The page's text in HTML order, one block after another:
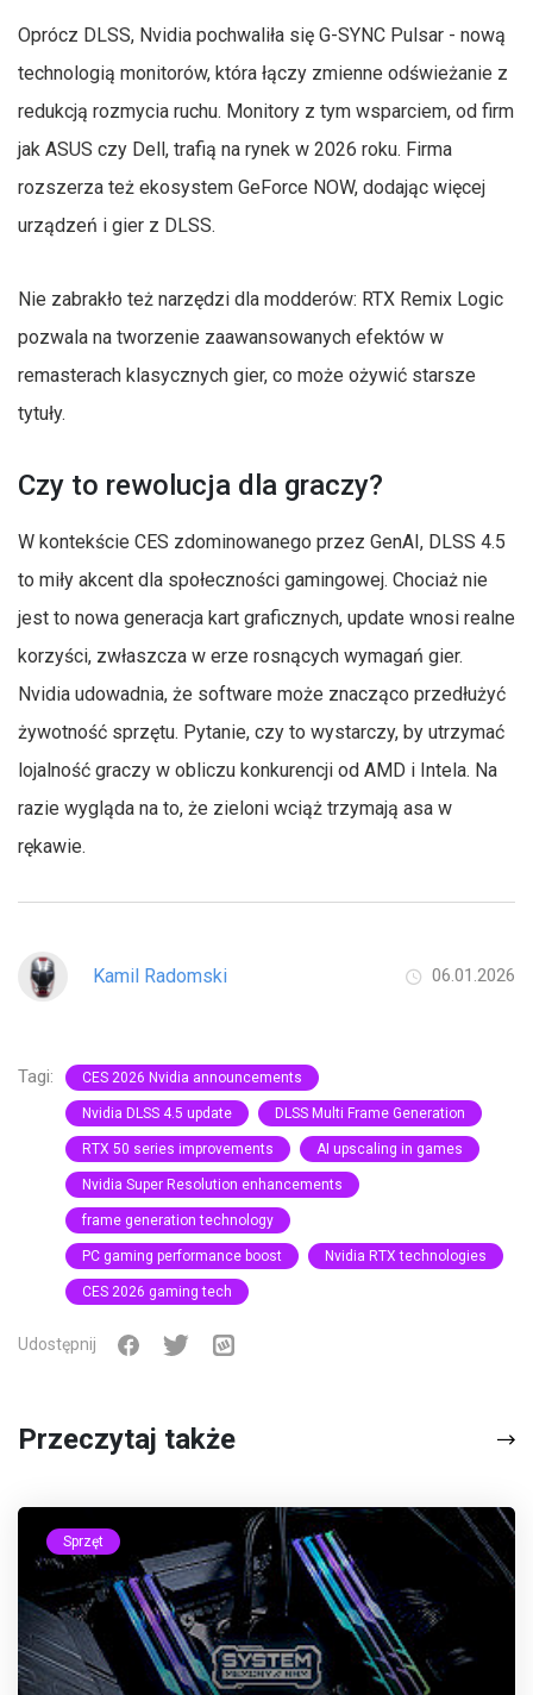
Oprócz DLSS, Nvidia pochwaliła się G-SYNC Pulsar - nową
technologią monitorów, która łączy zmienne odświeżanie z
redukcją rozmycia ruchu. Monitory z tym wsparciem, od firm
jak ASUS czy Dell, trafią na rynek w 2026 roku. Firma
rozszerza też ekosystem GeForce NOW, dodając więcej
urządzeń i gier z DLSS.
Nie zabrakło też narzędzi dla modderów: RTX Remix Logic
pozwala na tworzenie zaawansowanych efektów w
remasterach klasycznych gier, co może ożywić starsze
tytuły.
Czy to rewolucja dla graczy?
W kontekście CES zdominowanego przez GenAI, DLSS 4.5
to miły akcent dla społeczności gamingowej. Chociaż nie
jest to nowa generacja kart graficznych, update wnosi realne
korzyści, zwłaszcza w erze rosnących wymagań gier.
Nvidia udowadnia, że software może znacząco przedłużyć
żywotność sprzętu. Pytanie, czy to wystarczy, by utrzymać
lojalność graczy w obliczu konkurencji od AMD i Intela. Na
razie wygląda na to, że zieloni wciąż trzymają asa w
rękawie.
Kamil Radomski 06.01.2026
Tagi: CES 2026 Nvidia announcements
Nvidia DLSS 4.5 update DLSS Multi Frame Generation
RTX 50 series improvements AI upscaling in games
Nvidia Super Resolution enhancements
frame generation technology
PC gaming performance boost Nvidia RTX technologies
CES 2026 gaming tech
Udostępnij
Przeczytaj także
Sprzęt